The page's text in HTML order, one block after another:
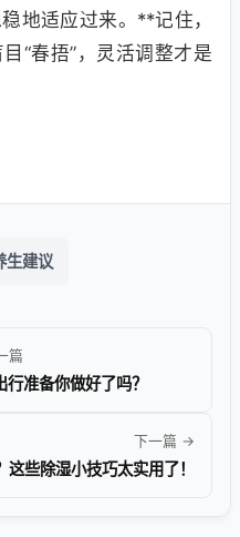
地适应过来。**记住，
“春捂”，灵活调整才是
生建议
篇
准备你做好了吗？
下一篇 →
些除湿小技巧太实用了！